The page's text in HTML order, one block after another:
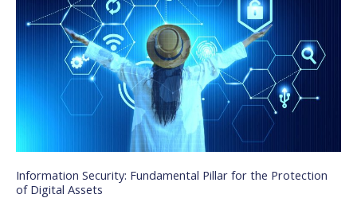
Information Security: Fundamental Pillar for the Protection
of Digital Assets